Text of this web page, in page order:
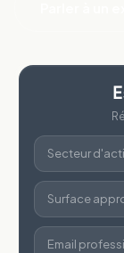
Secteur
Surface
Email